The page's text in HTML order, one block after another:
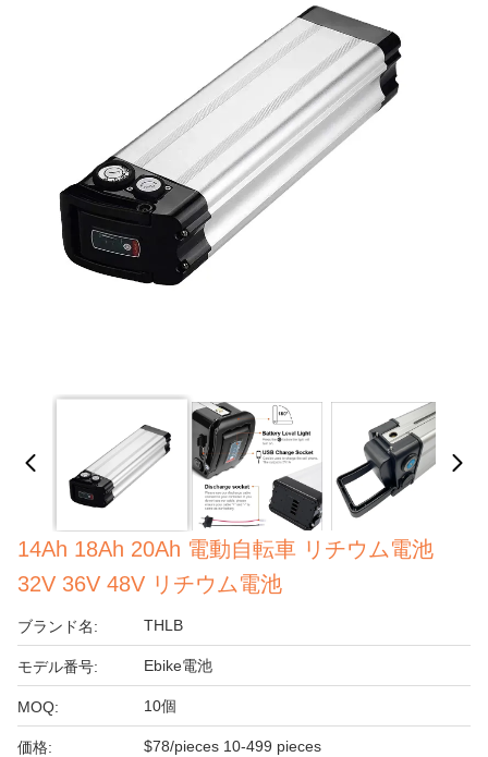
14Ah 18Ah 20Ah 電動自転車 リチウム電池
32V 36V 48V リチウム電池
ブランド名: THLB
モデル番号: Ebike電池
MOQ: 10個
価格: $78/pieces 10-499 pieces